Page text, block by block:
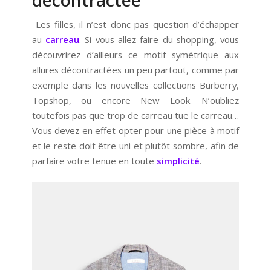
Les filles, il n’est donc pas question d’échapper
au carreau. Si vous allez faire du shopping, vous
découvrirez d’ailleurs ce motif symétrique aux
allures décontractées un peu partout, comme par
exemple dans les nouvelles collections Burberry,
Topshop, ou encore New Look. N’oubliez
toutefois pas que trop de carreau tue le carreau…
Vous devez en effet opter pour une pièce à motif
et le reste doit être uni et plutôt sombre, afin de
parfaire votre tenue en toute simplicité.